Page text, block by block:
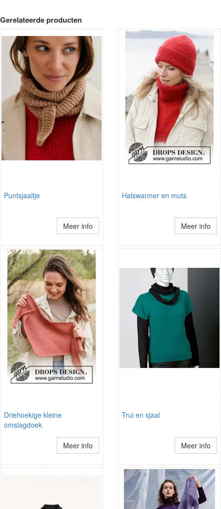
Gerelateerde producten
Puntsjaaltje
Meer info
Halswarmer en muts
Meer info
Driehoekige kleine
omslagdoek
Meer info
Trui en sjaal
Meer info